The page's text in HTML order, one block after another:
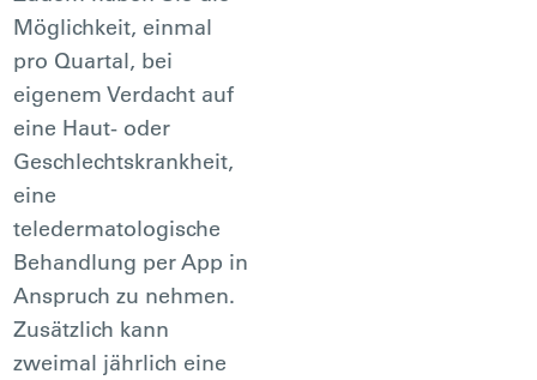
Möglichkeit, einmal
pro Quartal, bei
eigenem Verdacht auf
eine Haut- oder
Geschlechtskrankheit,
eine
teledermatologische
Behandlung per App in
Anspruch zu nehmen.
Zusätzlich kann
zweimal jährlich eine